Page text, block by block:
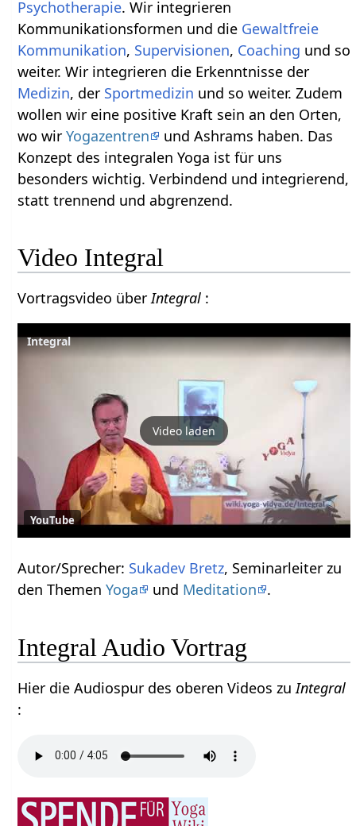
Psychotherapie. Wir integrieren
Kommunikationsformen und die Gewaltfreie
Kommunikation, Supervisionen, Coaching und so
weiter. Wir integrieren die Erkenntnisse der
Medizin, der Sportmedizin und so weiter. Zudem
wollen wir eine positive Kraft sein an den Orten,
wo wirYogazentren
und Ashrams haben. Das
Konzept des integralen Yoga ist für uns
besonders wichtig. Verbindend und integrierend,
statt trennend und abgrenzend.
Video Integral
Vortragsvideo überIntegral :
Integral
Video laden
YouTube
Autor/Sprecher: Sukadev Bretz, Seminarleiter zu
den ThemenYoga und Meditation .
Integral Audio Vortrag
Hier die Audiospur des oberen Videos zuIntegral
: